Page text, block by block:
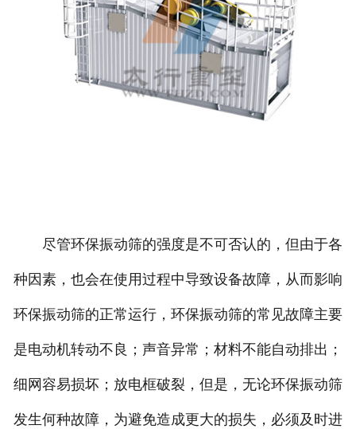
尽管环保振动筛的强度是不可否认的，但由于各
种因素，也会在使用过程中导致设备故障，从而影响
环保振动筛的正常运行，环保振动筛的常见故障主要
是电动机转动不良；声音异常；材料不能自动排出；
细网容易损坏；放电框破裂，但是，无论环保振动筛
发生何种故障，为避免造成更大的损失，必须及时进